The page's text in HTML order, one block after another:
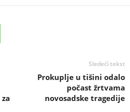
Sledeći tekst
Prokuplje u tišini odalo
počast žrtvama
novosadske tragedije